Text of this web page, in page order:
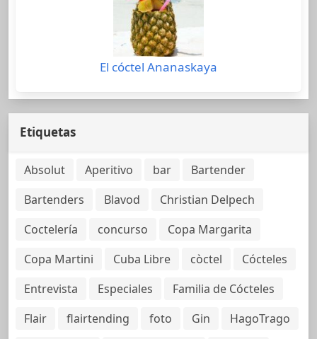
El cóctel Ananaskaya
Etiquetas
Absolut Aperitivo bar
Bartender
Bartenders
Blavod
Christian Delpech
Coctelería
concurso
Copa Margarita
Copa Martini
Cuba Libre còctel
Cócteles
Entrevista
Especiales
Familia de Cócteles
Flair
flairtending foto Gin
HagoTrago